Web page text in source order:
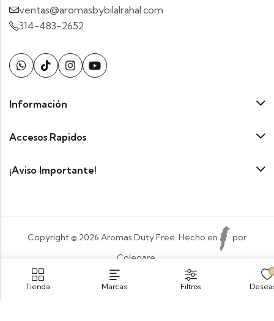
ventas@aromasbybilalrahal.com
314-483-2652
Información
Accesos Rapidos
¡Aviso Importante!
Copyright © 2026 Aromas Duty Free. Hecho en
por
Colegare.
Payment:
Tienda Marcas Filtros